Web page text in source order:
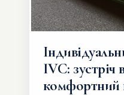
IVC: зустріч
комфортний